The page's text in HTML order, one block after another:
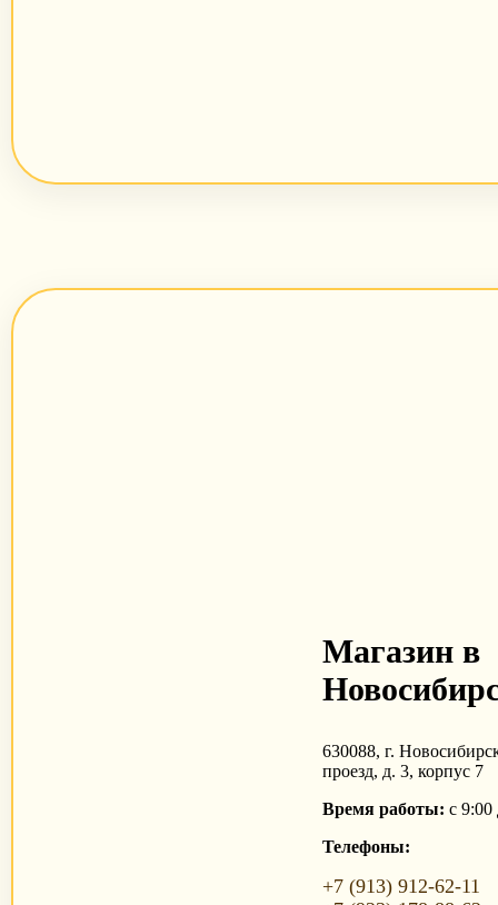
Магазин в
630088, г.
проезд, д. 3, корпус 7
Время работы: с 9:00
Телефоны:
+7 (913) 912-62-11